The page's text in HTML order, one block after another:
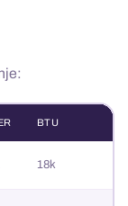
BTU
18k